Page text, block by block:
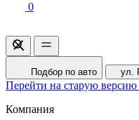
0
Подбор по авто ул.
Перейти на старую версию
Компания